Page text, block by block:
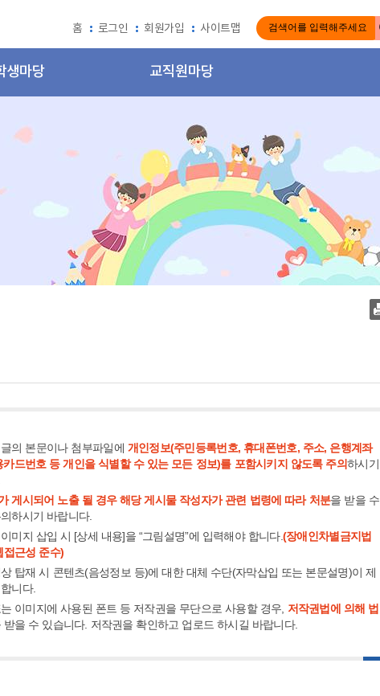
홈 로그인 회원가입 사이트맵
생마당 교직원마당
의 본문이나 첨부파일에 개인정보(주민등록번호, 휴대폰번호, 주소, 은행계좌
카드번호 등 개인을 식별할 수 있는 모든 정보)를 포함시키지 않도록 주의하시기
게시되어 노출 될 경우 해당 게시물 작성자가 관련 법령에 따라 처분을 받을 수
하시기 바랍니다.
미지 삽입 시 [상세 내용]을 “그림설명”에 입력해야 합니다.(장애인차별금지법
접근성 준수)
탑재 시 콘텐츠(음성정보 등)에 대한 대체 수단(자막삽입 또는 본문설명)이 제
니다.
이미지에 사용된 폰트 등 저작권을 무단으로 사용할 경우, 저작권법에 의해 법
받을 수 있습니다. 저작권을 확인하고 업로드 하시길 바랍니다.